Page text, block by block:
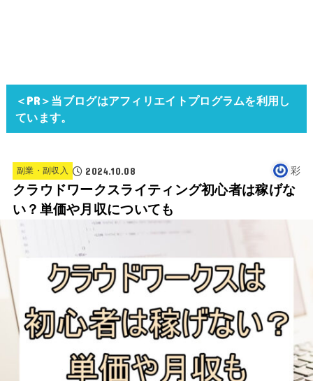
＜PR＞当ブログはアフィリエイトプログラムを利用し
ています。
副業・副収入 2024.10.08 彩
クラウドワークスライティング初心者は稼げな
い？単価や月収についても